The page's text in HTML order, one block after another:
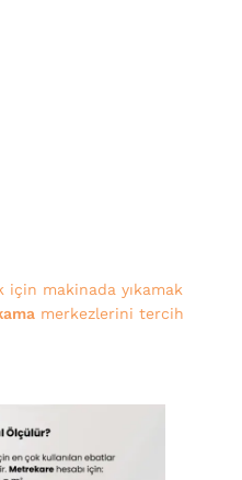
için makinada yıkamak
merkezlerini tercih